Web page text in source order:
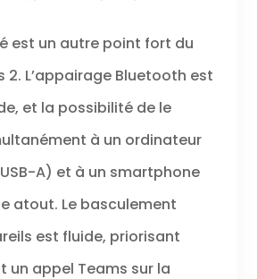
est un autre point fort du
2. L’appairage Bluetooth est
et la possibilité de le
à un ordinateur
A) et à un smartphone
atout. Le basculement
est fluide, priorisant
un appel Teams sur la